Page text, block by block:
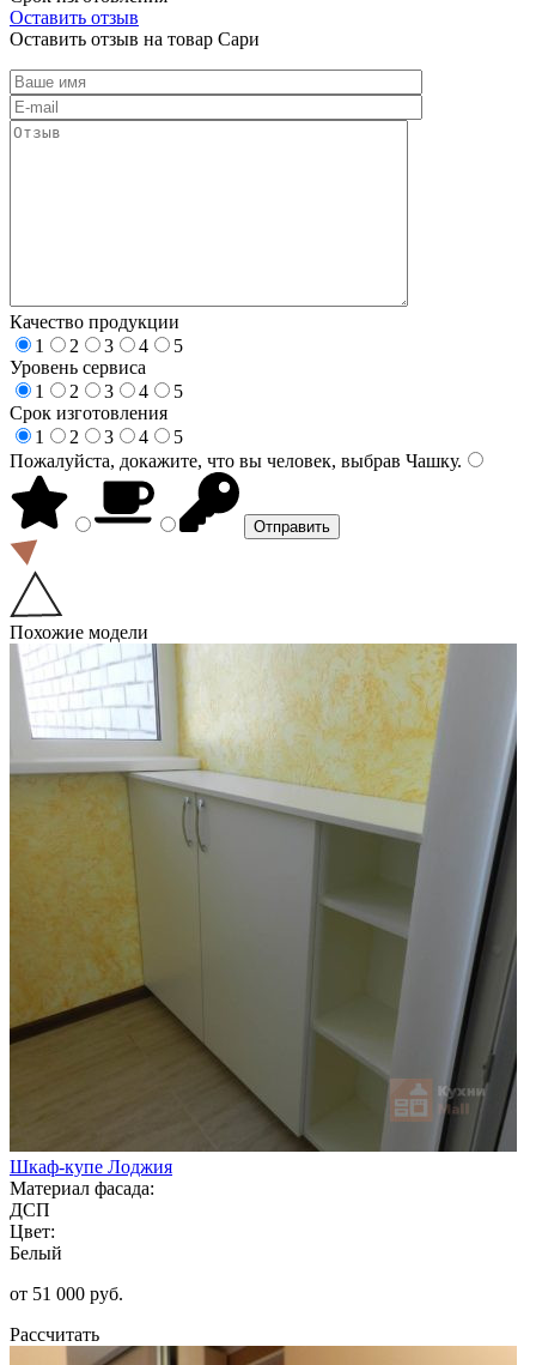
Оставить отзыв
Оставить отзыв на товар Сари
Качество продукции
1
2 3 4
5
Уровень сервиса
1
2 3 4
5
Срок изготовления
1
2 3 4
5
Пожалуйста, докажите, что вы человек, выбрав Чашку.
Похожие модели
Шкаф-купе Лоджия
Материал фасада:
ДСП
Цвет:
Белый
от 51 000 руб.
Рассчитать